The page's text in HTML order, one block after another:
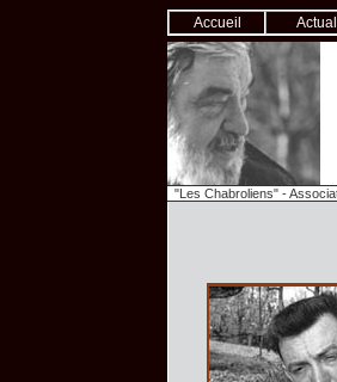
Accueil
"Les Chabroliens" -